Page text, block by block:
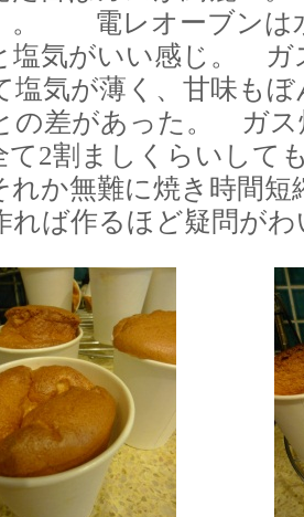
。 電レオーブンは
塩気がいい感じ。 ガ
塩気が薄く、甘味も
の差があった。 ガス
て2割ましくらいして
か無難に焼き時間
れば作るほど疑問が